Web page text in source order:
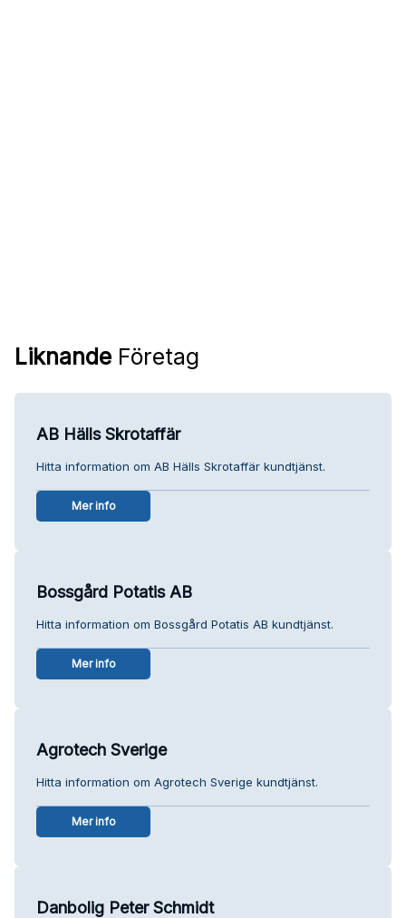
Liknande Företag
AB Hälls Skrotaffär
Hitta information om AB Hälls Skrotaffär kundtjänst.
Mer info
Bossgård Potatis AB
Hitta information om Bossgård Potatis AB kundtjänst.
Mer info
Agrotech Sverige
Hitta information om Agrotech Sverige kundtjänst.
Mer info
Danbolig Peter Schmidt